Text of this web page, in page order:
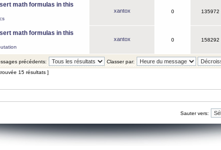
math formulas in this
xantox 0 135972
math formulas in this
xantox 0 158292
précédents:
Classer par:
15 résultats ]
Sauter vers: